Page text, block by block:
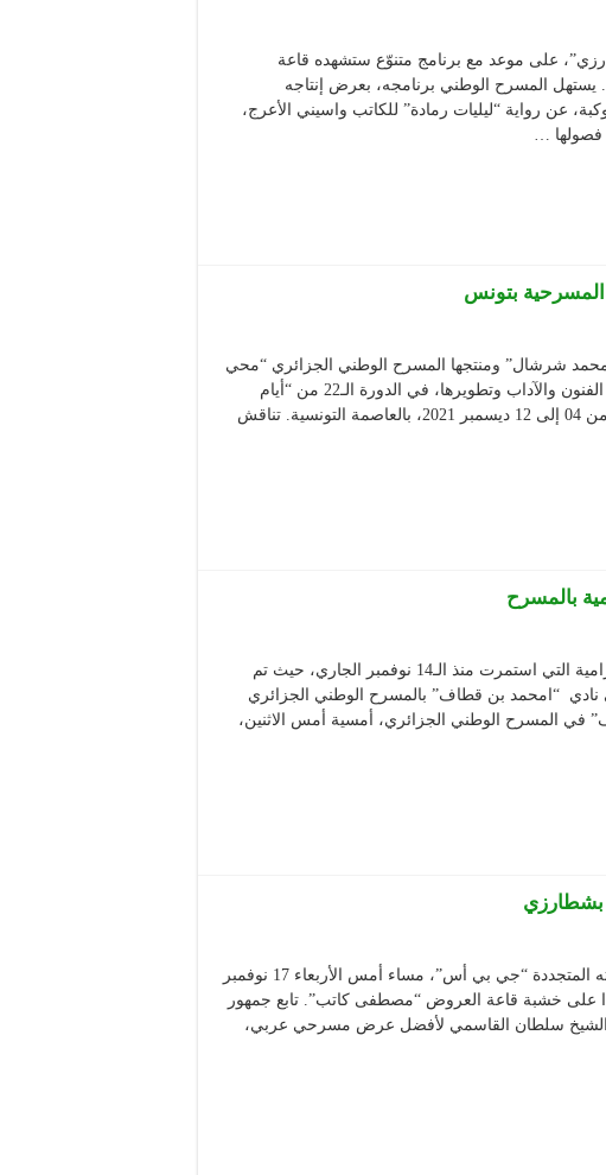
على موعد مع برنامج متنوّع ستشهده قاعة
المسرح الوطني برنامجه، بعرض إنتاجه
عبد الرزاق بوكبة، عن رواية “ليليات رمادة” للكاتب واسيني الأعرج،
فصولها …
بتونس
شرشال” ومنتجها المسرح الوطني الجزائري “محي
الدين بشطارزي”، بدعم من الصندوق الوطني لترقية الفنون والآداب وتطويرها، في الدورة الـ22 من “أيام
قرطاج المسرحية” التي ستعقد خلال الفترة الممتدة من 04 إلى 12 ديسمبر 2021، بالعاصمة التونسية. تناقش
بالمسرح
اختتمت أمس الاثنين الإقامة التدريبية في الكتابة الدرامية التي استمرت منذ الـ14 نوفمبر الجاري، حيث تم
نادي “امحمد بن قطاف” بالمسرح الوطني الجزائري
المسرح الوطني الجزائري، أمسية أمس الاثنين،
قدم المخرج “محمد شرشال” العرض الأول لمسرحيته المتجددة “جي بي أس”، مساء أمس الأربعاء 17 نوفمبر
على خشبة قاعة العروض “مصطفى كاتب”. تابع جمهور
سلطان القاسمي لأفضل عرض مسرحي عربي،